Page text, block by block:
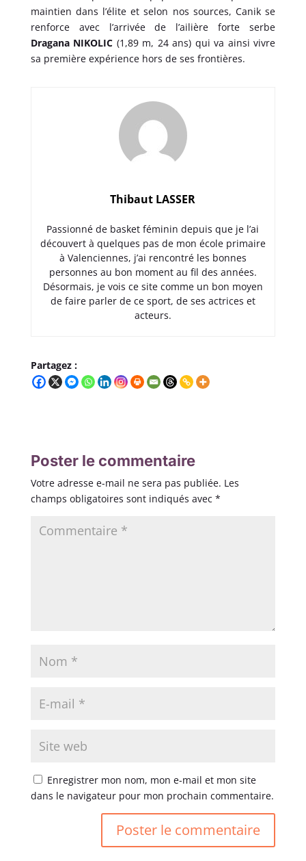
maintien dans l’élite et selon nos sources, Canik se
renforce avec l’arrivée de l’ailière forte serbe
Dragana NIKOLIC (1,89 m, 24 ans) qui va ainsi vivre
sa première expérience hors de ses frontières.
Thibaut LASSER
Passionné de basket féminin depuis que je l’ai
découvert à quelques pas de mon école primaire
à Valenciennes, j’ai rencontré les bonnes
personnes au bon moment au fil des années.
Désormais, je vois ce site comme un bon moyen
de faire parler de ce sport, de ses actrices et
acteurs.
Partagez :
Poster le commentaire
Votre adresse e-mail ne sera pas publiée. Les
champs obligatoires sont indiqués avec *
Enregistrer mon nom, mon e-mail et mon site
dans le navigateur pour mon prochain commentaire.